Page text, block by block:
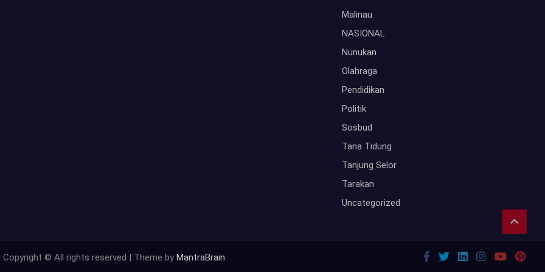
Malinau
NASIONAL
Nunukan
Olahraga
Pendidikan
Politik
Sosbud
Tana Tidung
Tanjung Selor
Tarakan
Uncategorized
Copyright © All rights reserved | Theme by MantraBrain